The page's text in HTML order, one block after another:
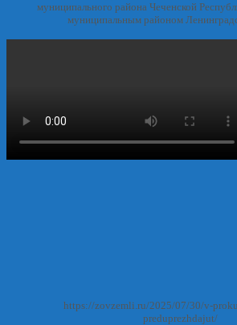
муниципального района Чеченской
муниципальным районом
https://zovzemli.ru/2025/07/30/v-
preduprezhdajut/